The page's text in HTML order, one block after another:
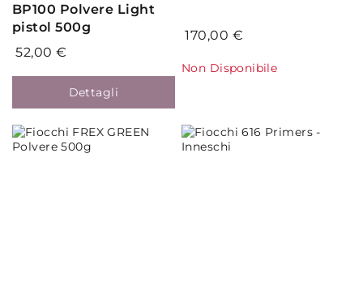
BP100 Polvere Light
pistol 500g
52,00 €
Dettagli
170,00 €
Non Disponibile